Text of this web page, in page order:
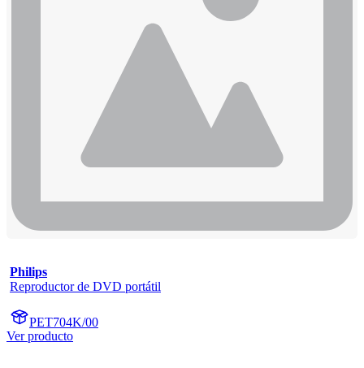
Philips
Reproductor de DVD portátil
PET704K/00
Ver producto